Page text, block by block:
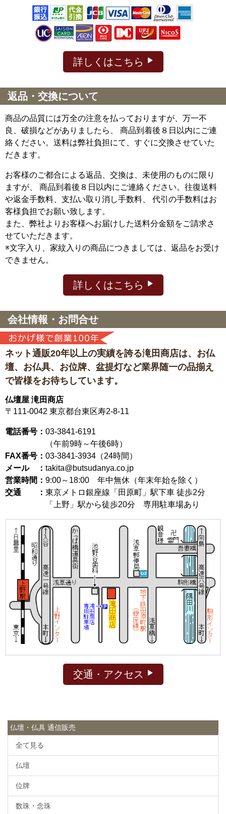
詳しくはこちら
返品・交換について
商品の品質には万全の注意を払っておりますが、万一不
良、破損などがありましたら、 商品到着後８日以内にご連
絡ください。送料は弊社負担にて、すぐに交換させていた
だきます。
お客様のご都合による返品、交換は、未使用のものに限り
ますが、
商品到着後８日以内にご連絡ください。往復送料
や返金手数料、支払い取り消し手数料、 代引の手数料はお
客様負担でお願い致します。
また、弊社よりお客様へお届けした送料分金額をご請求さ
せていただきます。
※文字入り、家紋入りの商品につきましては、返品をお受け
できません。
詳しくはこちら
会社情報・お問合せ
ネット通販20年以上の実績を誇る滝田商店は、 お仏
壇、お仏具、お位牌、盆提灯など業界随一の品揃え
で皆様をお待ちしています。
仏壇屋 滝田商店
〒111-0042 東京都台東区寿2-8-11
電話番号： 03-3841-6191
（午前9時～午後6時）
FAX番号： 03-3841-3934（24時間）
メール ： takita@butsudanya.co.jp
営業時間： 9:00～18:00 年中無休（年末年始を除く）
交通 ： 東京メトロ銀座線「田原町」駅下車 徒歩2分
「上野」駅から徒歩20分 専用駐車場あり
交通・アクセス
仏壇・仏具 通信販売
全て見る
仏壇
位牌
数珠・念珠